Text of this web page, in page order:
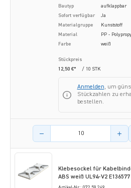
Bautyp
aufklappbar
Sofort verfügbar
Ja
Materialgruppe
Kunststoff
Material
PP -
Farbe
weiß
Stückpreis
12,50 €*
/ 10 STK
Anmelden, um
Stückzahlen zu
bestellen.
Menge des Artikels
Klebesockel für
ABS weiß UL94-V2 E136577